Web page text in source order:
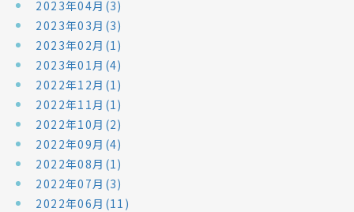
2023年04月(3)
2023年03月(3)
2023年02月(1)
2023年01月(4)
2022年12月(1)
2022年11月(1)
2022年10月(2)
2022年09月(4)
2022年08月(1)
2022年07月(3)
2022年06月(11)